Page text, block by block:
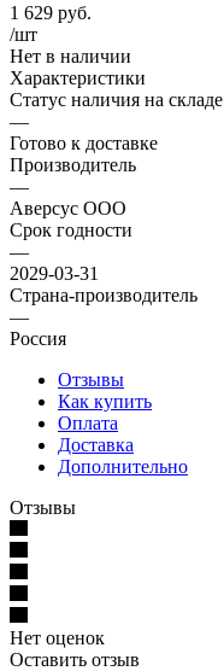
1 629 руб.
/шт
Нет в наличии
Характеристики
Статус наличия на складе
—
Готово к доставке
Производитель
—
Аверсус ООО
Срок годности
—
2029-03-31
Страна-производитель
—
Россия
Отзывы
Как купить
Оплата
Доставка
Дополнительно
Отзывы
Нет оценок
Оставить отзыв